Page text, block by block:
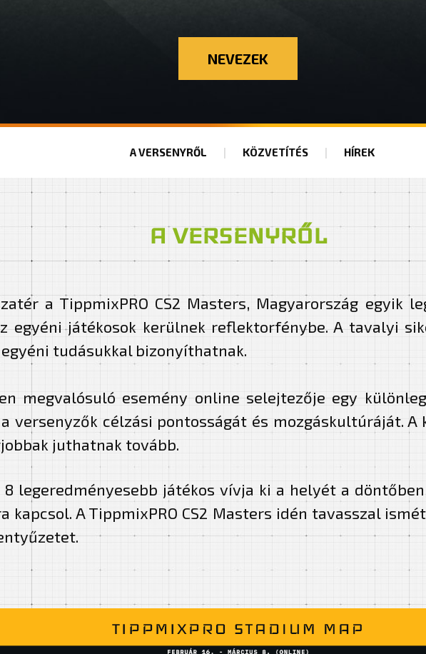
NEVEZEK
A VERSENYRŐL KÖZVETÍTÉS HÍREK
A VERSENYRŐL
a TippmixPRO CS2 Masters, Magyarország egyik
egyéni játékosok kerülnek reflektorfénybe. A tavalyi
tudásukkal bizonyíthatnak.
megvalósuló esemény online selejtezője egy
versenyzők célzási pontosságát és mozgáskultúráját.
juthatnak tovább.
legeredményesebb játékos vívja ki a helyét a
kapcsol. A TippmixPRO CS2 Masters idén tavasszal